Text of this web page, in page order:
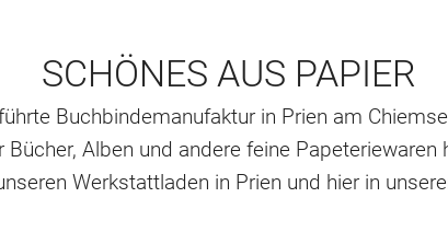
SCHÖNES AUS PAPIER
Buchbindemanufaktur in Prien am
Alben und andere feine
Werkstattladen in Prien und hier in